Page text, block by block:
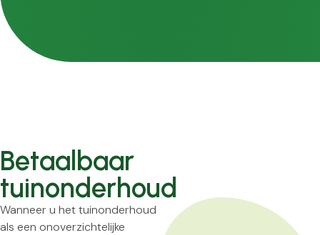
Betaalbaar
tuinonderhoud
Wanneer u het tuinonderhoud
als een onoverzichtelijke